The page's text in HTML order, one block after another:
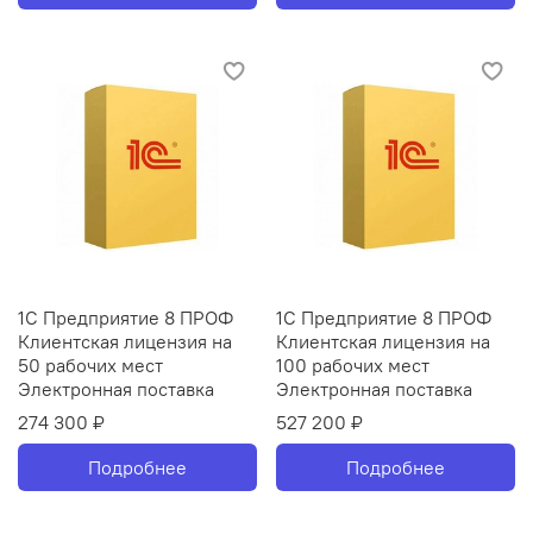
1С Предприятие 8 ПРОФ
Клиентская лицензия на
50 рабочих мест
Электронная поставка
274 300 ₽
Подробнее
1С Предприятие 8 ПРОФ
Клиентская лицензия на
100 рабочих мест
Электронная поставка
527 200 ₽
Подробнее